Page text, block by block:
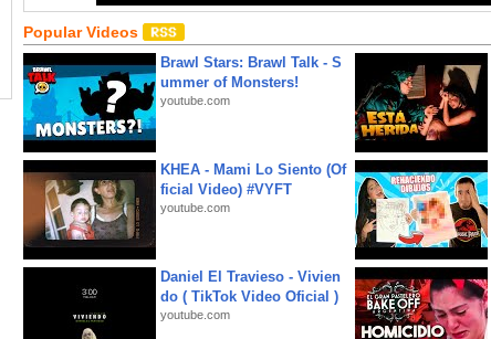
Popular Videos
Brawl Stars: Brawl Talk - S
ummer of Monsters!
youtube.com
KHEA - Mami Lo Siento (Of
ficial Video) #VYFT
youtube.com
Daniel El Travieso - Vivien
do ( TikTok Video Oficial )
youtube.com